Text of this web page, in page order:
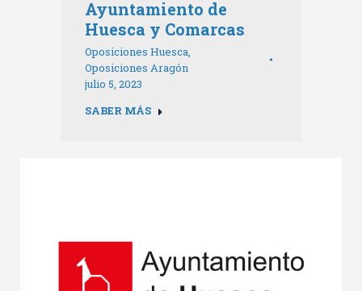
Ayuntamiento de
Huesca y Comarcas
Oposiciones Huesca,
Oposiciones Aragón
julio 5, 2023
SABER MÁS